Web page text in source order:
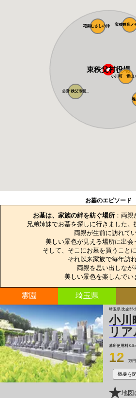
地
宝積観音メ
花園むさしの浄...
小川町 青山
公営 秩父市営...
東秩父村役場
お墓のエピソード
お墓は、家族の絆を紡ぐ場所 ：両親
兄弟姉妹でお墓を探しに行きました。
両親が生前に訪れて
美しい景色が見える場所に出会
そして、そこにお墓を買うこと
それ以来家族で毎年訪れ
両親を思い出しなが
美しい景色を楽しんでい
霊園 埼玉県
埼玉県 比企郡
小
リ
墓所使用料 0.8
12 万
概要を
地図